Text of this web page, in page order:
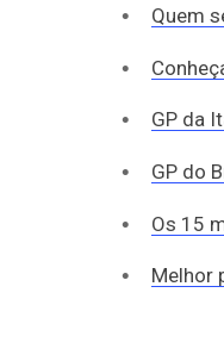
Quem
GP da
GP do
Os 15
Melhor